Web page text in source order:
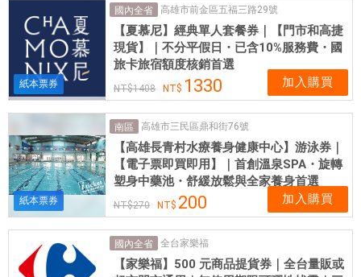
紙本票券
國內全省 高雄市前金區五福三路29號
【夏慕尼】經典單人套餐券｜【門市和高捷
現貨】｜不分平假日・已含10%服務費・國
旅卡旅宿額度核銷首選
1408 1330 加入購買
紙本票券
南區 高雄市三民區鼎和街76號
【高雄長青村水療養身健康中心】游泳券｜
【電子票即買即用】｜首創溫泉SPA・旋轉
塑身中藥池・舒緩放鬆與全家養身首選
270 200 加入購買
國內全省 全台家樂福
【家樂福】500 元商品提貨券｜全台量販或